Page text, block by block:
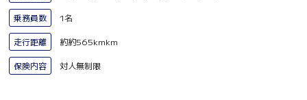
乗務員数 1名
走行距離 約約565kmkm
保険内容 対人無制限